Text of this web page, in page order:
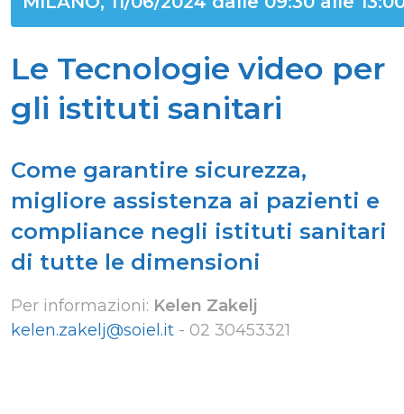
Le Tecnologie video per
gli istituti sanitari
Come garantire sicurezza,
migliore assistenza ai pazienti e
compliance negli istituti sanitari
di tutte le dimensioni
Per informazioni: Kelen Zakelj
kelen.zakelj@soiel.it - 02 30453321